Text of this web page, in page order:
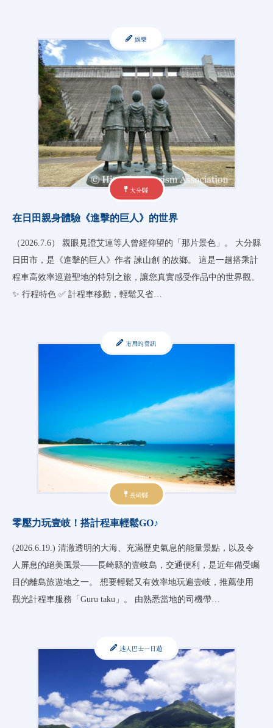
大分縣
娛樂
在日田親身體驗《進擊的巨人》的世界
（2026.7.6） 親眼見證艾連等人曾經仰望的「那片景色」。 大分縣
日田市，是《進擊的巨人》作者 諫山創 的故鄉。 這是一趟搭乘計
程車高效率巡遊聖地的特別之旅，讓您真實感受作品中的世界觀。
✨ 行程特色 ✅ 計程車移動，輕鬆又省…
長崎縣
有用的資訊
零壓力玩壹岐！搭計程車輕鬆GO♪
(2026.6.19.) 清澈透明的大海、充滿歷史氣息的能量景點，以及令
人屏息的絕美風景——長崎縣的壹岐島，交通便利，是近年備受矚
目的離島旅遊地之一。 想要輕鬆又有效率地玩遍壹岐，推薦使用
觀光計程車服務「Guru taku」。 由熟悉當地的司機帶…
迷人巴士一日遊